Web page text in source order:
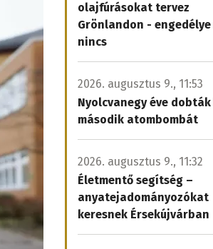
olajfúrásokat tervez
Grönlandon - engedélye
nincs
2026. augusztus 9., 11:53
Nyolcvanegy éve dobták
második atombombát
2026. augusztus 9., 11:32
Életmentő segítség –
anyatejadományozókat
keresnek Érsekújvárban